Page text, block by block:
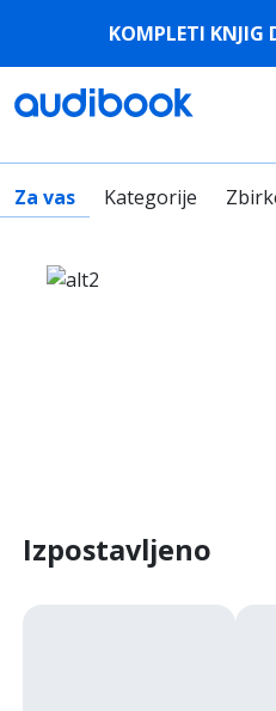
KOMPLETI KNJIG
Za vas Kategorije
Izpostavljeno